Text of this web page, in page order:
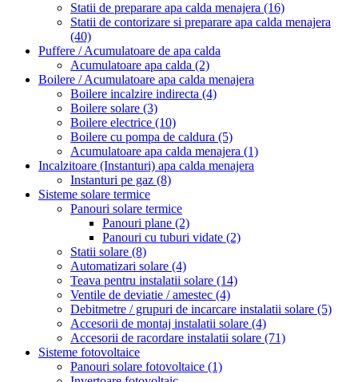
Statii de preparare apa calda menajera (16)
Statii de contorizare si preparare apa calda menajera
(40)
Puffere / Acumulatoare de apa calda
Acumulatoare apa calda (2)
Boilere / Acumulatoare apa calda menajera
Boilere incalzire indirecta (4)
Boilere solare (3)
Boilere electrice (10)
Boilere cu pompa de caldura (5)
Acumulatoare apa calda menajera (1)
Incalzitoare (Instanturi) apa calda menajera
Instanturi pe gaz (8)
Sisteme solare termice
Panouri solare termice
Panouri plane (2)
Panouri cu tuburi vidate (2)
Statii solare (8)
Automatizari solare (4)
Teava pentru instalatii solare (14)
Ventile de deviatie / amestec (4)
Debitmetre / grupuri de incarcare instalatii solare (5)
Accesorii de montaj instalatii solare (4)
Accesorii de racordare instalatii solare (71)
Sisteme fotovoltaice
Panouri solare fotovoltaice (1)